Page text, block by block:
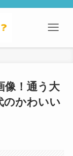
像！通う大
のかわいい